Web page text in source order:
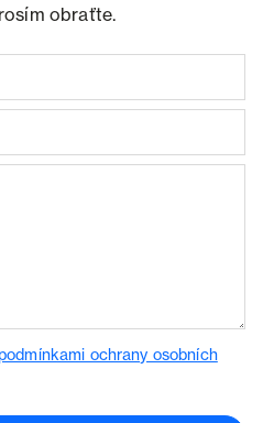
obraťte.
ochrany osobních